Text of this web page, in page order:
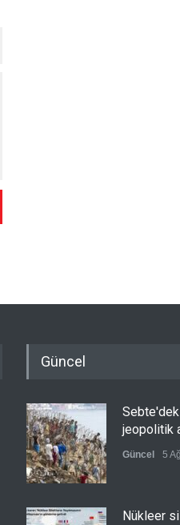
Güncel
jeopolitik
Güncel 5
Nükleer